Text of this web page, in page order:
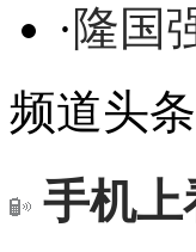
·隆国
频道头条
手机上